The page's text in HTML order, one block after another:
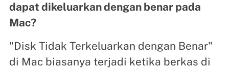
dapat dikeluarkan dengan benar pada
Mac?
"Disk Tidak Terkeluarkan dengan Benar"
di Mac biasanya terjadi ketika berkas di